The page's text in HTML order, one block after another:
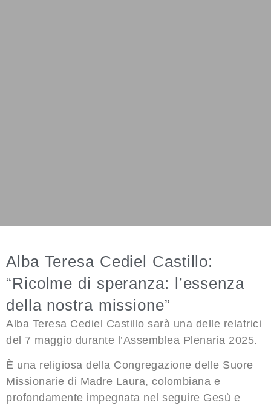
Alba Teresa Cediel Castillo:
“Ricolme di speranza: l’essenza
della nostra missione”
Alba Teresa Cediel Castillo sarà una delle relatrici
del 7 maggio durante l’Assemblea Plenaria 2025.
È una religiosa della Congregazione delle Suore
Missionarie di Madre Laura, colombiana e
profondamente impegnata nel seguire Gesù e